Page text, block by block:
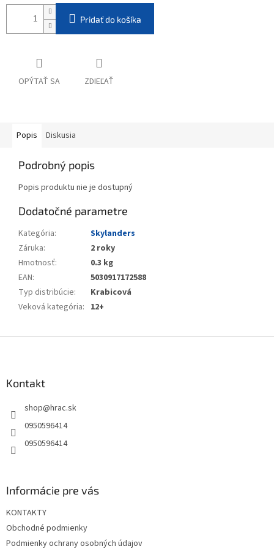
Pridať do košíka
OPÝTAŤ SA ZDIEĽAŤ
Popis Diskusia
Podrobný popis
Popis produktu nie je dostupný
Dodatočné parametre
Kategória:
Skylanders
Záruka:
2 roky
Hmotnosť:
0.3 kg
EAN:
5030917172588
Typ distribúcie:
Krabicová
Veková kategória: 12+
Kontakt
shop@hrac.sk
0950596414
0950596414
Informácie pre vás
KONTAKTY
Obchodné podmienky
Podmienky ochrany osobných údajov